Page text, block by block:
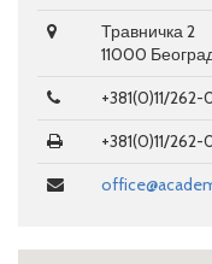
Травничка 2
11000
+381(0)11/262-
+381(0)11/